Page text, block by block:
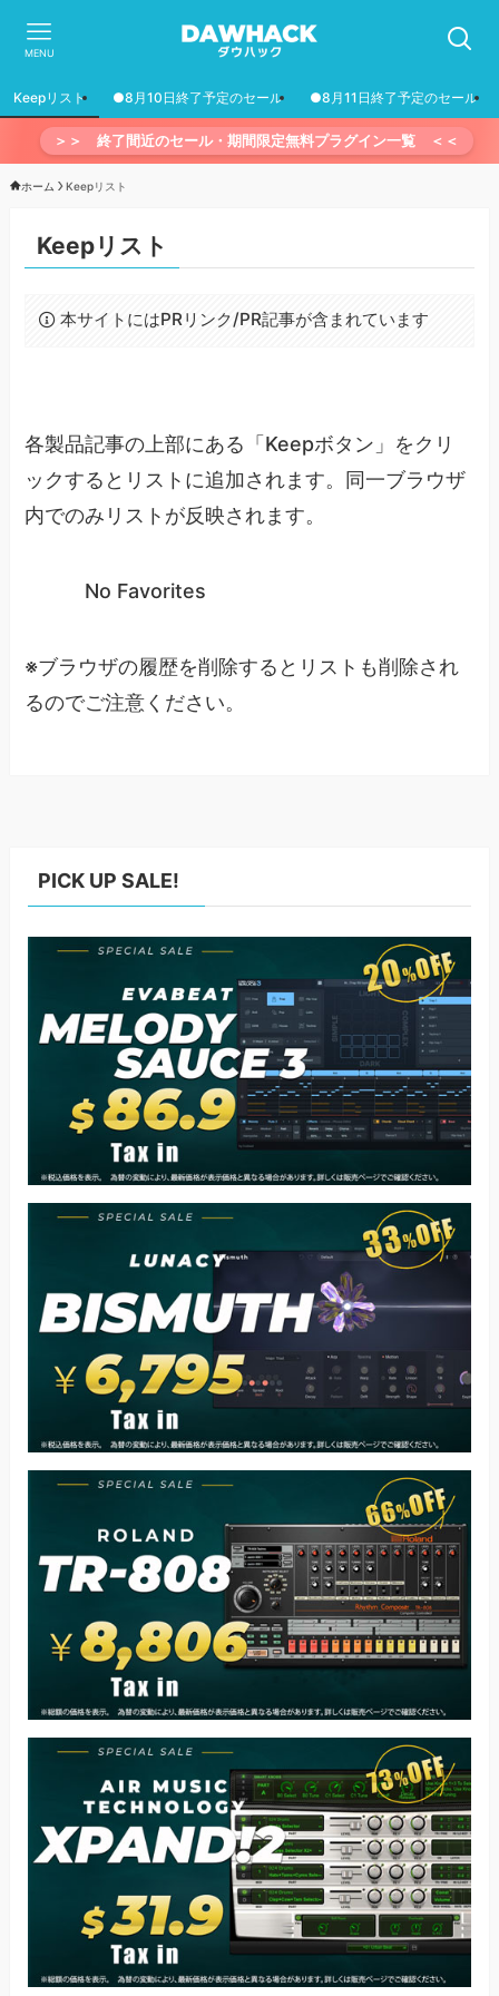
MENU
Keepリスト ●8月10日終了予定のセール ●8月11日終了予定のセール
＞＞ 終了間近のセール・期間限定無料プラグイン一覧 ＜＜
ホーム Keepリスト
Keepリスト
本サイトにはPRリンク/PR記事が含まれています
各製品記事の上部にある「Keepボタン」をクリ
ックするとリストに追加されます。同一ブラウザ
内でのみリストが反映されます。
No Favorites
※ブラウザの履歴を削除するとリストも削除され
るのでご注意ください。
PICK UP SALE!